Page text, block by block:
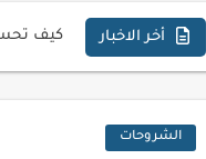
أخر الاخبار كيف
الشروحات